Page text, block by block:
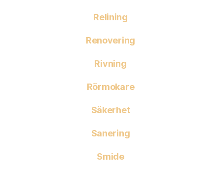
Relining
Renovering
Rivning
Rörmokare
Säkerhet
Sanering
Smide